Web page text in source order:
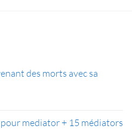
des morts avec sa
mediator + 15 médiators